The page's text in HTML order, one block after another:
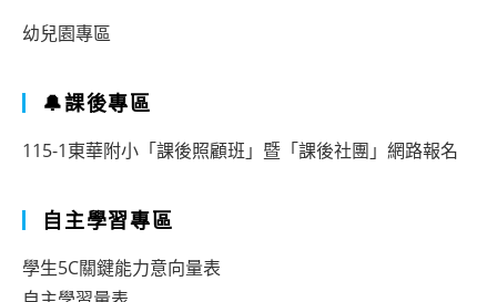
幼兒園專區
🔔課後專區
115-1東華附小「課後照顧班」暨「課後社團」網路報名
自主學習專區
學生5C關鍵能力意向量表